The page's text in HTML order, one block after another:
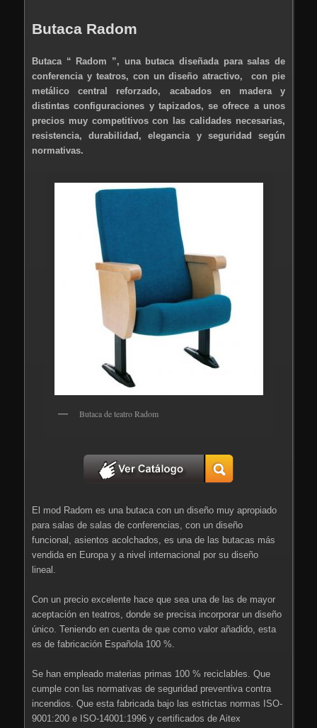
Butaca Radom
Butaca “ Radom ”, una butaca diseñada para salas de
conferencia y teatros, con un diseño atractivo, con pie
metálico central reforzado, acabados en madera y
distintas configuraciones y tapizados, se ofrece a unos
precios muy competitivos con las calidades necesarias,
resistencia, durabilidad, elegancia y seguridad según
normativas.
Butaca de teatro Radom
El mod Radom es una butaca con un diseño muy apropiado
para salas de salas de conferencias, con un diseño
funcional, asientos acolchados, es una de las butacas más
vendida en Europa y a nivel internacional por su diseño
lineal.
Con un precio excelente hace que sea una de las de mayor
aceptación en teatros, donde se precisa incorporar un diseño
único. Teniendo en cuenta de que como valor añadido, esta
es de fabricación Española 100 %.
Se han empleado materias primas 100 % reciclables. Que
cumple con las normativas de seguridad preventiva contra
incendios. Que esta fabricada bajo las estrictas normas ISO-
9001:200 e ISO-14001:1996 y certificados de Aitex